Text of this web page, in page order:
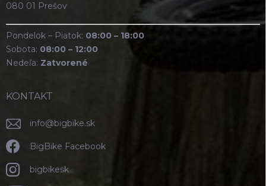
080 01 Prešov
Pondelok – Piatok: 08:00 – 18:00
Sobota: 08:00 – 12:00
Nedeľa: Zatvorené
KONTAKT
info@bigbike.sk
BigBike Facebook
bigbikesk